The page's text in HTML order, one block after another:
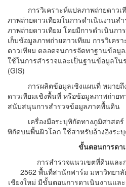
การวิเคราะห์แปลภาพถ่ายดาวเที
ภาพถ่ายดาวเทียมในการดำเนินงานส
ภาพถ่ายดาวเทียม โดยมีการดำเนินกา
เก็บข้อมูลภาพถ่ายดาวเทียม การวิเค
ดาวเทียม ตลอดจนการจัดทาฐานข้อมู
ใช้ในการสำรวจและเป็นฐานข้อมูลใ
(GIS)
การผลิตข้อมูลเชิงแผนที่ หมายถึง
ดาวเทียมเชิงพื้นที่ หรือข้อมูลภาพถ่ายท
สนับสนุนการสำรวจข้อมูลภาคพื้นดิน
เครื่องมือระบุพิกัดทางภูมิศาสตร์
พิกัดบนพื้นผิวโลก ใช้สาหรับอ้างอิงระ
ขั้นตอนการดา
การสำรวจแนวเขตที่ดินและก
2562 พื้นที่สานักฟาร์ม มหาวิทยาลั
เชียงใหม่ มีขั้นตอนการดาเนินงานแล